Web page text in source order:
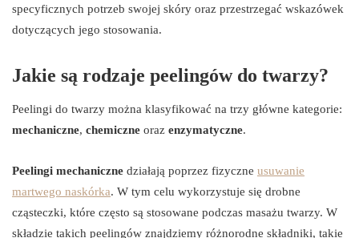
specyficznych potrzeb swojej skóry oraz przestrzegać wskazówek
dotyczących jego stosowania.
Jakie są rodzaje peelingów do twarzy?
Peelingi do twarzy można klasyfikować na trzy główne kategorie:
mechaniczne, chemiczne oraz enzymatyczne.
Peelingi mechaniczne działają poprzez fizyczne usuwanie
martwego naskórka. W tym celu wykorzystuje się drobne
cząsteczki, które często są stosowane podczas masażu twarzy. W
składzie takich peelingów znajdziemy różnorodne składniki, takie